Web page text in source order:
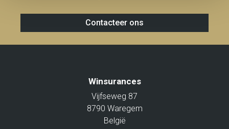
Contacteer ons
Winsurances
Vijfseweg 87
8790 Waregem
België